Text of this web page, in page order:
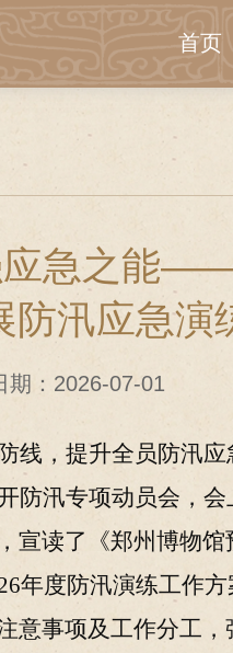
首页
应急之能
防汛应急演
期：2026-07-01
线，提升全员防汛
防汛专项动员会，
宣读了《郑州博物
年度防汛演练工作
意事项及工作分工